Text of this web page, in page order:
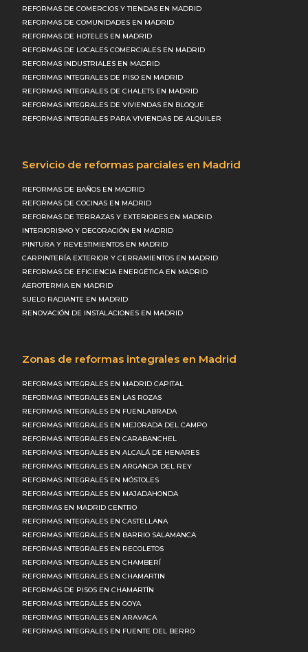
REFORMAS DE COMERCIOS Y TIENDAS EN MADRID
REFORMAS DE COMUNIDADES EN MADRID
REFORMAS DE HOTELES EN MADRID
REFORMAS DE LOCALES COMERCIALES EN MADRID
REFORMAS INDUSTRIALES EN MADRID
REFORMAS INTEGRALES DE PISO EN MADRID
REFORMAS INTEGRALES DE CHALETS EN MADRID
REFORMAS INTEGRALES DE VIVIENDAS EN BLOQUE
REFORMAS INTEGRALES PARA VIVIENDAS DE ALQUILER
Servicio de reformas parciales en Madrid
REFORMAS DE BAÑOS EN MADRID
REFORMAS DE COCINAS EN MADRID
REFORMAS DE TERRAZAS Y EXTERIORES EN MADRID
INTERIORISMO Y DECORACIÓN EN MADRID
PINTURA Y REVESTIMIENTOS EN MADRID
CARPINTERÍA EXTERIOR Y CERRAMIENTOS EN MADRID
REFORMAS DE EFICIENCIA ENERGÉTICA EN MADRID
AEROTERMIA EN MADRID
SUELO RADIANTE EN MADRID
RENOVACIÓN DE INSTALACIONES EN MADRID
Zonas de reformas integrales en Madrid
REFORMAS INTEGRALES EN MADRID CAPITAL
REFORMAS INTEGRALES EN LAS ROZAS
REFORMAS INTEGRALES EN FUENLABRADA
REFORMAS INTEGRALES EN MEJORADA DEL CAMPO
REFORMAS INTEGRALES EN CARABANCHEL
REFORMAS INTEGRALES EN ALCALÁ DE HENARES
REFORMAS INTEGRALES EN ARGANDA DEL REY
REFORMAS INTEGRALES EN MÓSTOLES
REFORMAS INTEGRALES EN MAJADAHONDA
REFORMAS EN MADRID CENTRO
REFORMAS INTEGRALES EN CASTELLANA
REFORMAS INTEGRALES EN BARRIO SALAMANCA
REFORMAS INTEGRALES EN RECOLETOS
REFORMAS INTEGRALES EN CHAMBERÍ
REFORMAS INTEGRALES EN CHAMARTIN
REFORMAS DE PISOS EN CHAMARTÍN
REFORMAS INTEGRALES EN GOYA
REFORMAS INTEGRALES EN ARAVACA
REFORMAS INTEGRALES EN FUENTE DEL BERRO